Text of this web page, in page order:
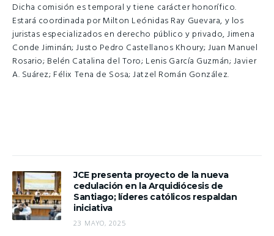
Dicha comisión es temporal y tiene carácter honorífico.
Estará coordinada por Milton Leónidas Ray Guevara, y los
juristas especializados en derecho público y privado, Jimena
Conde Jiminán; Justo Pedro Castellanos Khoury; Juan Manuel
Rosario; Belén Catalina del Toro; Lenis García Guzmán; Javier
A. Suárez; Félix Tena de Sosa; Jatzel Román González.
JCE presenta proyecto de la nueva
cedulación en la Arquidiócesis de
Santiago; líderes católicos respaldan
iniciativa
23 MAYO, 2025